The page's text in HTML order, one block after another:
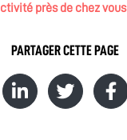
près de chez vous
PARTAGER CETTE PAGE